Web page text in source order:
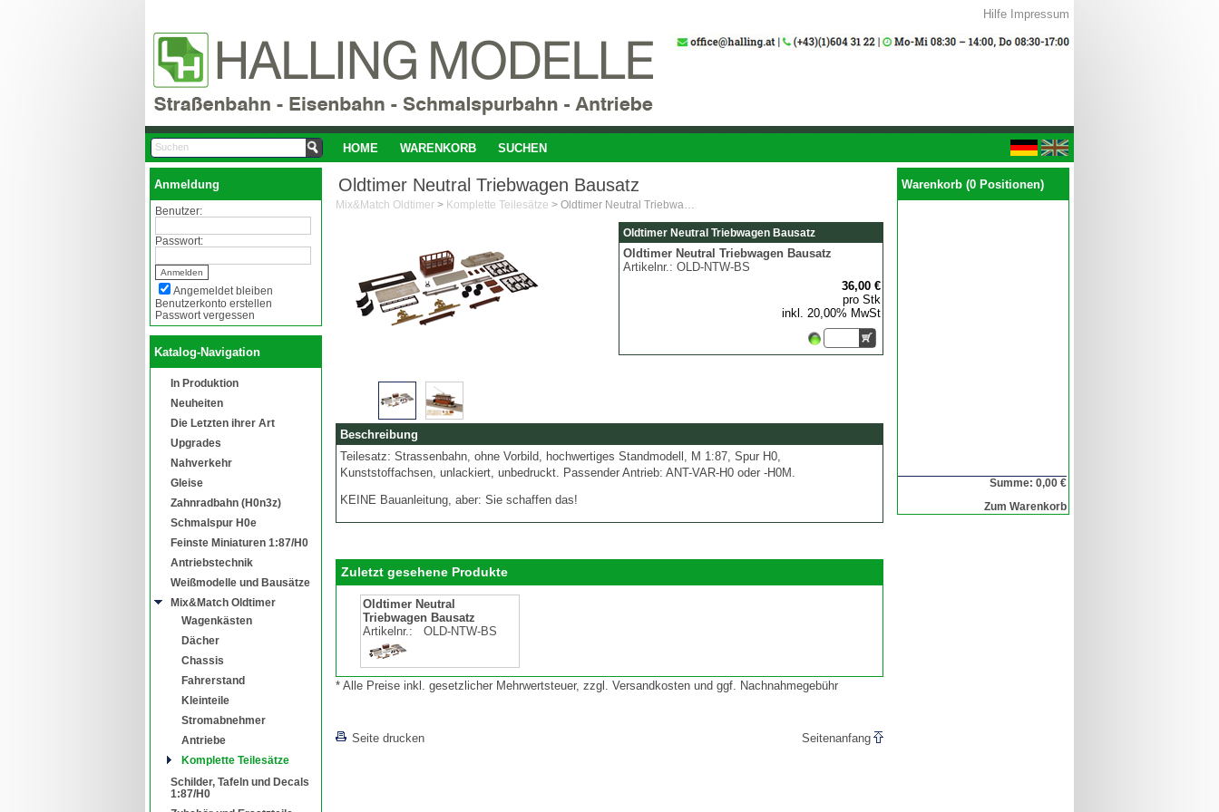
Hilfe Impressum
HOME WARENKORB SUCHEN
Anmeldung
Benutzer:
Passwort:
Angemeldet bleiben
Benutzerkonto erstellen
Passwort vergessen
Katalog-Navigation
In Produktion
Neuheiten
Die Letzten ihrer Art
Upgrades
Nahverkehr
Gleise
Zahnradbahn (H0n3z)
Schmalspur H0e
Feinste Miniaturen 1:87/H0
Antriebstechnik
Weißmodelle und Bausätze
Mix&Match Oldtimer
Wagenkästen
Dächer
Chassis
Fahrerstand
Kleinteile
Stromabnehmer
Antriebe
Komplette Teilesätze
Schilder, Tafeln und Decals
1:87/H0
Warenkorb (0 Positionen)
Summe: 0,00 €
Zum Warenkorb
Oldtimer Neutral Triebwagen Bausatz
Mix&Match Oldtimer > Komplette Teilesätze > Oldtimer Neutral Triebwagen Bausatz
Oldtimer Neutral Triebwagen Bausatz
Oldtimer Neutral Triebwagen Bausatz
Artikelnr.: OLD-NTW-BS
36,00 €
pro Stk
inkl. 20,00% MwSt
Beschreibung
Teilesatz: Strassenbahn, ohne Vorbild, hochwertiges Standmodell, M 1:87, Spur H0,
Kunststoffachsen, unlackiert, unbedruckt. Passender Antrieb: ANT-VAR-H0 oder -H0M.
KEINE Bauanleitung, aber: Sie schaffen das!
Zuletzt gesehene Produkte
Oldtimer Neutral
Triebwagen Bausatz
Artikelnr.:
OLD-NTW-BS
* Alle Preise inkl. gesetzlicher Mehrwertsteuer, zzgl. Versandkosten und ggf. Nachnahmegebühr
Seite drucken Seitenanfang